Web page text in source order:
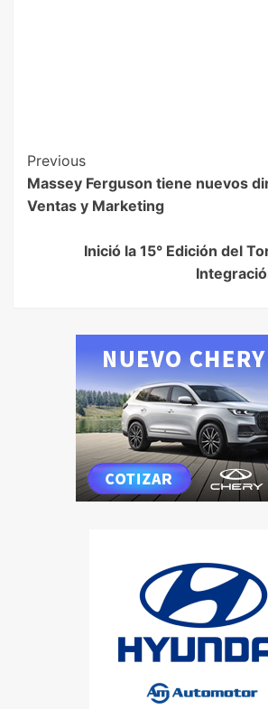
Previous
Massey Ferguson tiene nuevos
Ventas y Marketing
Inició la 15° Edición del